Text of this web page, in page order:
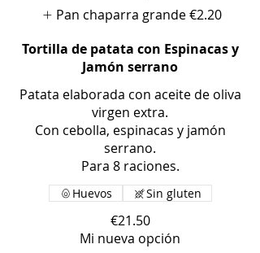
Pan chaparra grande€2.20
Tortilla de patata con Espinacas y
Jamón serrano
Patata elaborada con aceite de oliva
virgen extra.
Con cebolla, espinacas y jamón
serrano.
Para 8 raciones.
€21.50
Huevos Sin gluten
Mi nueva opción